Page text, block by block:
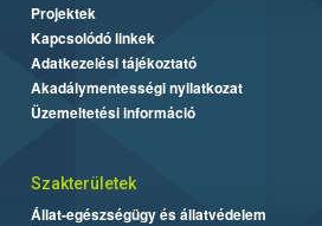
Projektek
Kapcsolódó linkek
Adatkezelési tájékoztató
Akadálymentességi nyilatkozat
Üzemeltetési információ
Szakterületek
Állat-egészségügy és állatvédelem